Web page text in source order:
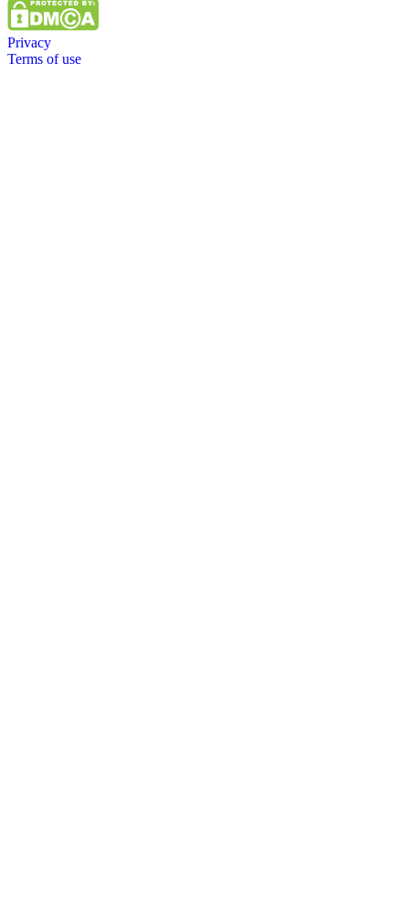
Privacy
Terms of use